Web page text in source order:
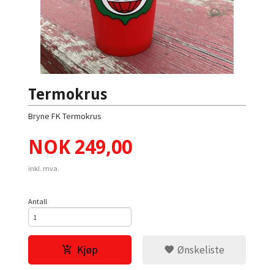
Termokrus
Bryne FK Termokrus
Pris
NOK 249,00
inkl. mva.
Antall
Kjøp Ønskeliste